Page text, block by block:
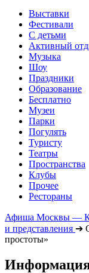
Выставки
Фестивали
С детьми
Активный
Музыка
Шоу
Праздники
Образование
Бесплатно
Музеи
Парки
Погулять
Туристу
Театры
Пространства
Клубы
Прочее
Рестораны
Афиша Москвы —
и представления ➔
простоты»